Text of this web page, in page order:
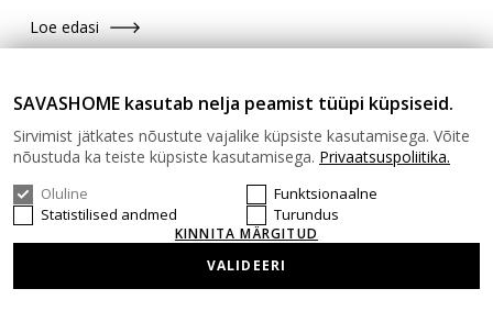
Loe edasi
Kummiga voodilinased: täielik
ostjajuhend
SAVASHOME kasutab nelja peamist tüüpi küpsiseid.
Sirvimist jätkates nõustute vajalike küpsiste kasutamisega. Võite
nõustuda ka teiste küpsiste kasutamisega. Privaatsuspoliitika.
Oluline
Funktsionaalne
Statistilised andmed
Turundus
KINNITA MÄRGITUD
VALIDEERI